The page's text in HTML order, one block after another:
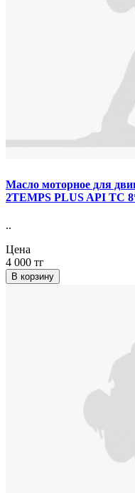
Масло моторное для
2TEMPS PLUS API TC
..
Цена
4 000 тг
В корзину